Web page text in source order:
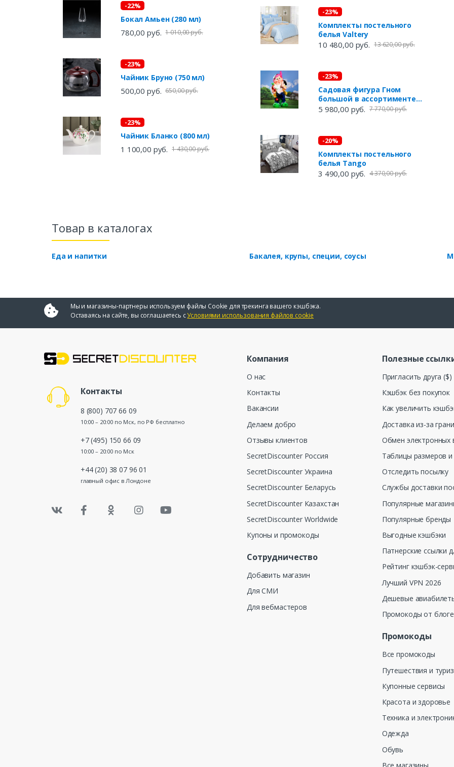
-22%
Бокал Амьен (280 мл)
780,00 руб. 1 010,00 руб.
-23%
Чайник Бруно (750 мл)
500,00 руб. 650,00 руб.
-23%
Чайник Бланко (800 мл)
1 100,00 руб. 1 430,00 руб.
-23%
Комплекты постельного
белья Valtery
10 480,00 руб. 13 620,00 руб.
-23%
Садовая фигура Гном
большой в ассортименте
(32х46х92 см)
5 980,00 руб. 7 770,00 руб.
-20%
Комплекты постельного
белья Tango
3 490,00 руб. 4 370,00 руб.
Товар в каталогах
Еда и напитки Бакалея, крупы, специи, соусы
Мы и магазины-партнеры используем файлы Cookie для трекинга вашего кэшбэка.
Оставаясь на сайте, вы соглашаетесь сУсловиями использования файлов cookie
Контакты
8 (800) 707 66 09
10:00 – 20:00 по Мск, по РФ бесплатно
+7 (495) 150 66 09
10:00 – 20:00 по Мск
+44 (20) 38 07 96 01
главный офис в Лондоне
Компания
О нас
Контакты
Вакансии
Делаем добро
Отзывы клиентов
SecretDiscounter Россия
SecretDiscounter Украина
SecretDiscounter Беларусь
SecretDiscounter Казахстан
SecretDiscounter Worldwide
Купоны и промокоды
Сотрудничество
Добавить магазин
Для СМИ
Для вебмастеров
Полезные
Пригласить друга ($)
Кэшбэк без покупок
Как увеличить
Доставка из-за
Обмен электронных
Таблицы размеров и
Отследить посылку
Службы доставки
Популярные
Популярные бренды
Выгодные кэшбэки
Патнерские ссылки
Рейтинг кэшбэк-
Лучший VPN 2026
Дешевые
Промокоды от
Промокоды
Все промокоды
Путешествия и
Купонные сервисы
Красота и здоровье
Техника и
Одежда
Обувь